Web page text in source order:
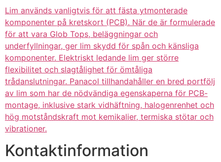
Lim används vanligtvis för att fästa ytmonterade
komponenter på kretskort (PCB). När de är formulerade
för att vara Glob Tops, beläggningar och
underfyllningar, ger lim skydd för spån och känsliga
komponenter. Elektriskt ledande lim ger större
flexibilitet och slagtålighet för ömtåliga
trådanslutningar. Panacol tillhandahåller en bred portfölj
av lim som har de nödvändiga egenskaperna för PCB-
montage, inklusive stark vidhäftning, halogenrenhet och
hög motståndskraft mot kemikalier, termiska stötar och
vibrationer.
Kontaktinformation